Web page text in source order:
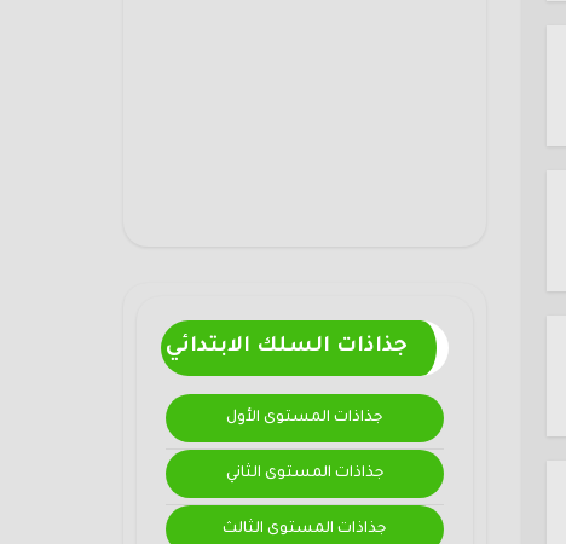
جذاذات السلك الابتدائي
جذاذات المستوى الأول
جذاذات المستوى الثاني
جذاذات المستوى الثالث